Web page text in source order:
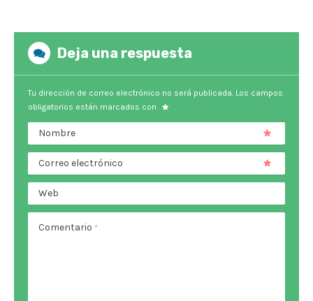
Deja una respuesta
Tu dirección de correo electrónico no será publicada. Los campos
obligatorios están marcados con
Nombre
Correo electrónico
Web
Comentario *